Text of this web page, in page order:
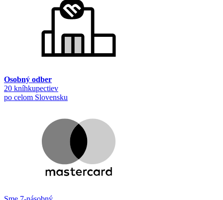
Osobný odber
20 kníhkupectiev
po celom Slovensku